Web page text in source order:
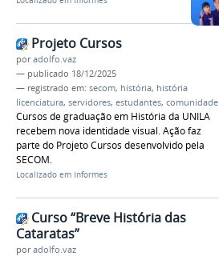
Projeto Cursos
poradolfo.vaz
— publicado 18/12/2025
— registrado em: secom, história, história
licenciatura, servidores, estudantes, comunidade
Cursos de graduação em História da UNILA
recebem nova identidade visual. Ação faz
parte do Projeto Cursos desenvolvido pela
SECOM.
Localizado em Informes
Curso “Breve História das
Cataratas”
poradolfo.vaz